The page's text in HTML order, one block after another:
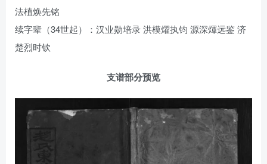
法植焕先铭
续字辈（34世起）：汉业勋培录 洪模燿执钧 源深煇远鉴 济
楚烈时钦
支谱部分预览